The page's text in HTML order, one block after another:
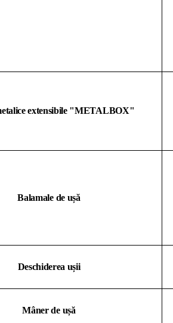
extensibile "METALBOX"
Balamale de ușă
Deschiderea ușii
Mâner de ușă